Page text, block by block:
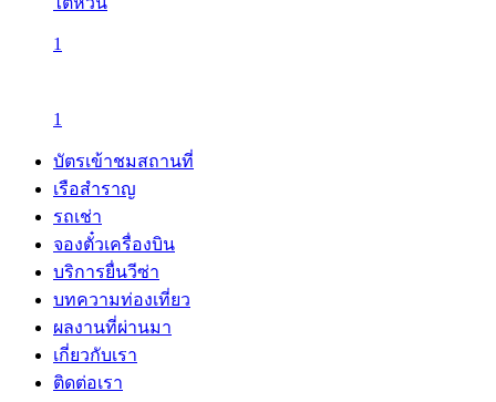
1
1
บัตรเข้าชมสถานที่
เรือสำราญ
รถเช่า
จองตั๋วเครื่องบิน
บริการยื่นวีซ่า
บทความท่องเที่ยว
ผลงานที่ผ่านมา
เกี่ยวกับเรา
ติดต่อเรา